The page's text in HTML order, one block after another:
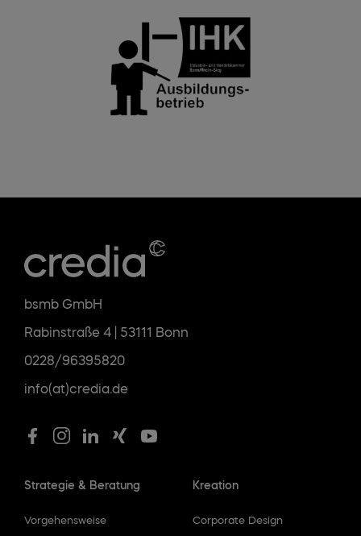
bsmb GmbH
Rabinstraße 4 | 53111 Bonn
0228/96395820
info(at)credia.de
Strategie & Beratung
Vorgehensweise
Kreation
Corporate Design